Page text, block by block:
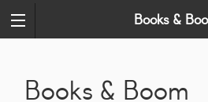
Books &
Books & Boom